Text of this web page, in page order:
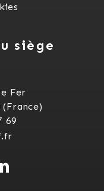
siège
Fer
(France)
69